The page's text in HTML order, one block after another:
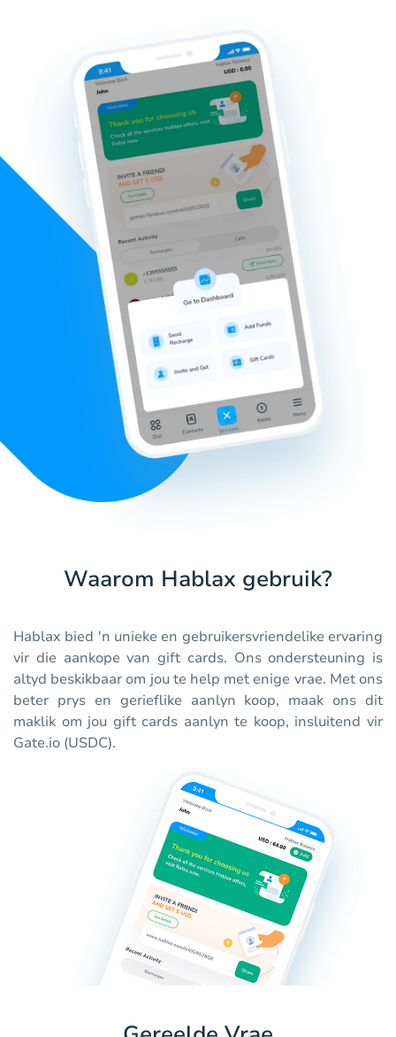
Waarom Hablax gebruik?
Hablax bied 'n unieke en gebruikersvriendelike ervaring
vir die aankope van gift cards. Ons ondersteuning is
altyd beskikbaar om jou te help met enige vrae. Met ons
beter prys en gerieflike aanlyn koop, maak ons dit
maklik om jou gift cards aanlyn te koop, insluitend vir
Gate.io (USDC).